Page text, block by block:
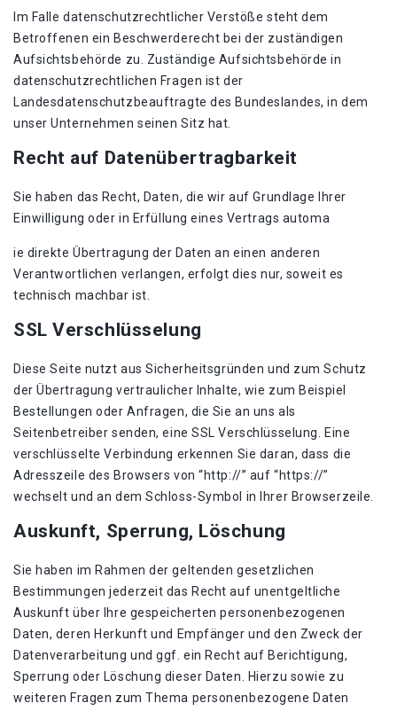
Im Falle datenschutzrechtlicher Verstöße steht dem
Betroffenen ein Beschwerderecht bei der zuständigen
Aufsichtsbehörde zu. Zuständige Aufsichtsbehörde in
datenschutzrechtlichen Fragen ist der
Landesdatenschutzbeauftragte des Bundeslandes, in dem
unser Unternehmen seinen Sitz hat.
Recht auf Datenübertragbarkeit
Sie haben das Recht, Daten, die wir auf Grundlage Ihrer
Einwilligung oder in Erfüllung eines Vertrags automa
ie direkte Übertragung der Daten an einen anderen
Verantwortlichen verlangen, erfolgt dies nur, soweit es
technisch machbar ist.
SSL Verschlüsselung
Diese Seite nutzt aus Sicherheitsgründen und zum Schutz
der Übertragung vertraulicher Inhalte, wie zum Beispiel
Bestellungen oder Anfragen, die Sie an uns als
Seitenbetreiber senden, eine SSL Verschlüsselung. Eine
verschlüsselte Verbindung erkennen Sie daran, dass die
Adresszeile des Browsers von “http://” auf “https://”
wechselt und an dem Schloss-Symbol in Ihrer Browserzeile.
Auskunft, Sperrung, Löschung
Sie haben im Rahmen der geltenden gesetzlichen
Bestimmungen jederzeit das Recht auf unentgeltliche
Auskunft über Ihre gespeicherten personenbezogenen
Daten, deren Herkunft und Empfänger und den Zweck der
Datenverarbeitung und ggf. ein Recht auf Berichtigung,
Sperrung oder Löschung dieser Daten. Hierzu sowie zu
weiteren Fragen zum Thema personenbezogene Daten